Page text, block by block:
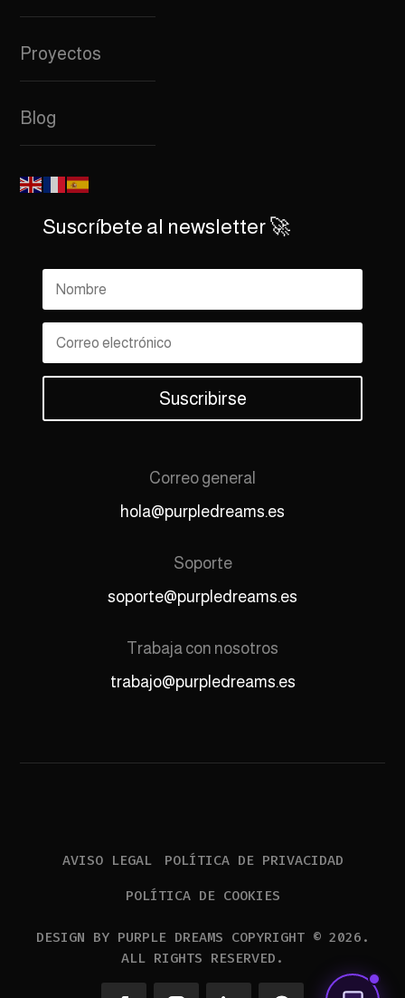
Proyectos
Blog
Suscríbete al newsletter 🚀
Suscribirse
Correo general
hola@purpledreams.es
Soporte
soporte@purpledreams.es
Trabaja con nosotros
trabajo@purpledreams.es
AVISO LEGAL
POLÍTICA DE PRIVACIDAD
POLÍTICA DE COOKIES
DESIGN BY PURPLE DREAMS COPYRIGHT © 2026.
ALL RIGHTS RESERVED.